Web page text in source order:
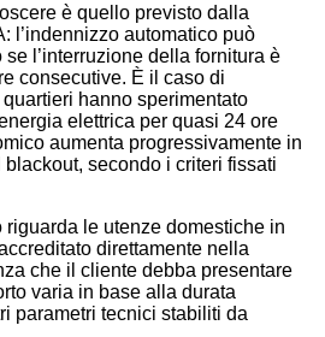
è quello previsto dalla
l’indennizzo automatico può
l’interruzione della fornitura è
consecutive. È il caso di
hanno sperimentato
elettrica per quasi 24 ore
aumenta progressivamente in
secondo i criteri fissati
riguarda le utenze domestiche in
direttamente nella
che il cliente debba presentare
varia in base alla durata
parametri tecnici stabiliti da